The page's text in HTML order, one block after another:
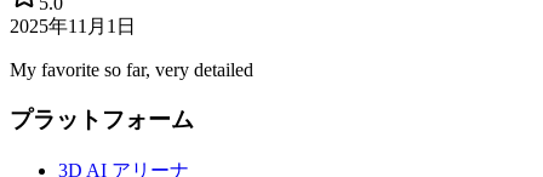
2025年11月1日
My favorite so far, very detailed
プラットフォーム
3D AI アリーナ